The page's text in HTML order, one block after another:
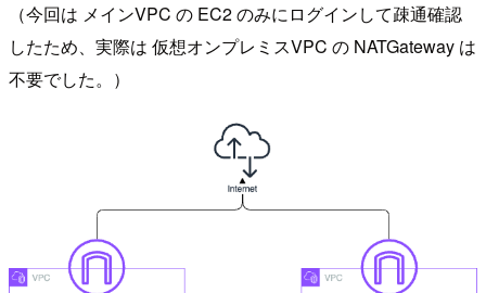
（今回は メインVPC の EC2 のみにログインして疎通確認
したため、実際は 仮想オンプレミスVPC の NATGateway は
不要でした。）